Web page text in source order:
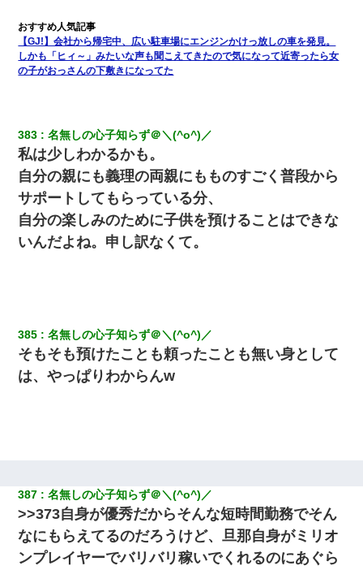
彼氏家「うちは墨入れるのが伝統だから。お前も彫れ」 → 結果…
書店「息子さんが万引きしました」私「はっ？(息子目の前にいる
し…)うちの子ではないので迎えに行きません」→息子を名乗って
10年ほど前、息子がまだ年中だった時に離婚したんだけど、一昨
年の暮れに突然息子が職場を訪ねてきた。
姉旦那の友達「ほんとのパパだよ～」私のお腹を触ってほざく。
→思わず手を叩いて振り払ったら…
｢昨日はお兄ちゃんと一緒にお風呂に入っちゃった～｣とか毎日兄
の話をしていたA子が事故で亡くなった。→Ａ子のお母さんの話に
婚活パーティーでよく会う美女がいた。こんな完璧な容姿を持っ
てしても結婚て難しいんだなぁ…と思ってた
絡無しは無理」上司「いいから付けろ！」→
デパートの外商『私さんだと名乗る女が、ツケで宝石を買おうと
していて…』私「！？」→ 翌日。ママ友たちの様子が微妙におか
しくなり・・・
【GJ!】会社から帰宅中、広い駐車場にエンジンかけっ放しの車を発見。
しかも「ヒィ～」みたいな声も聞こえてきたので気になって近寄ったら女
の子がおっさんの下敷きになってた
383 名無しの心子知らず＠＼(^o^)／
私は少しわかるかも。
自分の親にも義理の両親にもものすごく普段から
サポートしてもらっている分、
自分の楽しみのために子供を預けることはできな
いんだよね。申し訳なくて。
385 名無しの心子知らず＠＼(^o^)／
そもそも預けたことも頼ったことも無い身として
は、やっぱりわからんw
387 名無しの心子知らず＠＼(^o^)／
>>373自身が優秀だからそんな短時間勤務でそん
なにもらえてるのだろうけど、旦那自身がミリオ
ンプレイヤーでバリバリ稼いでくれるのにあぐら